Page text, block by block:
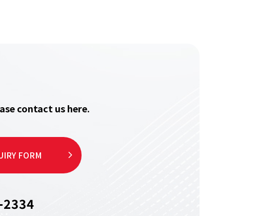
contact us here.
FORM